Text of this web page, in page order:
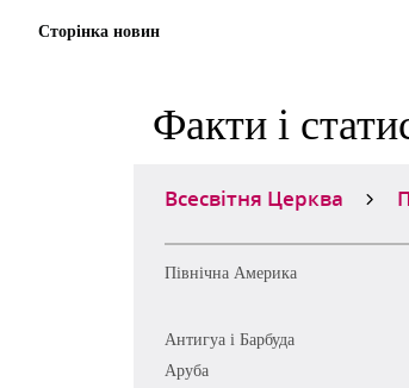
Сторінка новин
Факти і
Всесвітня Церква
Північна Америка
Антигуа і Барбуда
Аруба